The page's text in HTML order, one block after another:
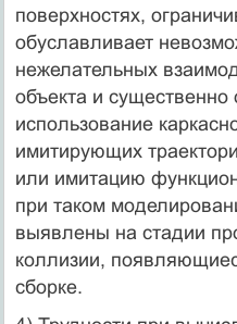
поверхностях,
обуславливает
нежелательных
объекта и существенно
использование
имитирующих
или имитацию
при таком
выявлены на стадии
коллизии,
сборке.